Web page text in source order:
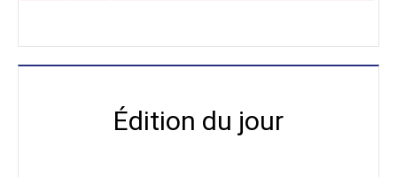
Édition du jour